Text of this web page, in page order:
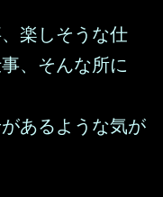
楽しそうな仕
、そんな所に
あるような気が